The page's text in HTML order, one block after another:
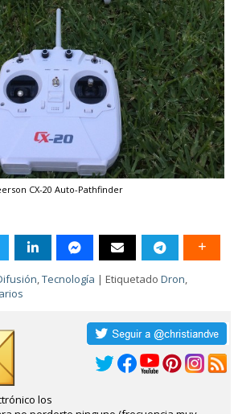
CX-20 Auto-Pathfinder
,Tecnología |Etiquetado Dron,
los